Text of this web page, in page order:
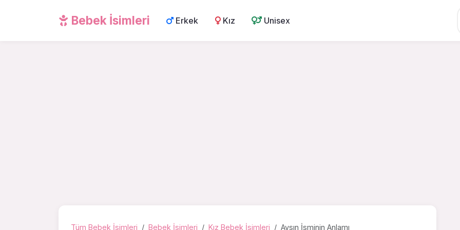
Bebek İsimleri Erkek Kız Unisex
Tüm Bebek İsimleri Bebek İsimleri Kız Bebek İsimleri Aysın İsminin Anlamı